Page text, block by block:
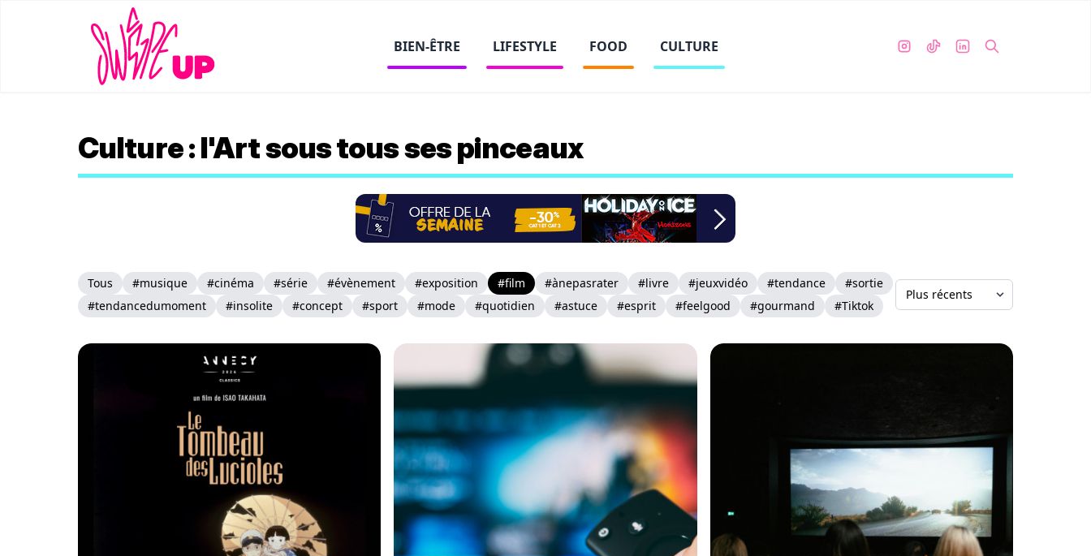
BIEN-ÊTRE LIFESTYLE FOOD CULTURE
Culture : l'Art sous tous ses pinceaux
Tous #musique #cinéma #série #évènement #exposition #film #ànepasrater #livre #jeuxvidéo #tendance
#sortie
#tendancedumoment
#insolite #concept #sport #mode #quotidien #astuce #esprit #feelgood #gourmand #Tiktok